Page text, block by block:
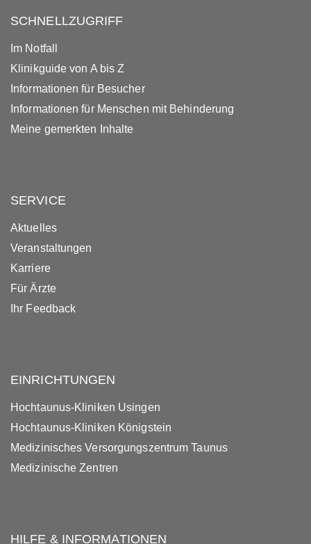
SCHNELLZUGRIFF
Im Notfall
Klinikguide von A bis Z
Informationen für Besucher
Informationen für Menschen mit Behinderung
Meine gemerkten Inhalte
SERVICE
Aktuelles
Veranstaltungen
Karriere
Für Ärzte
Ihr Feedback
EINRICHTUNGEN
Hochtaunus-Kliniken Usingen
Hochtaunus-Kliniken Königstein
Medizinisches Versorgungszentrum Taunus
Medizinische Zentren
HILFE & INFORMATIONEN